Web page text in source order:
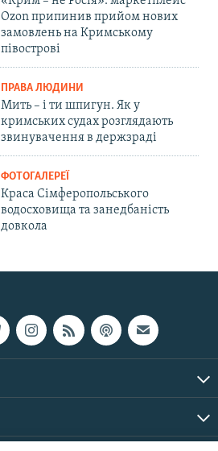
Ozon припинив прийом нових
замовлень на Кримському
півострові
ПРАВА ЛЮДИНИ
Мить – і ти шпигун. Як у
кримських судах розглядають
звинувачення в держзраді
ФОТОГАЛЕРЕЇ
Краса Сімферопольського
водосховища та занедбаність
довкола